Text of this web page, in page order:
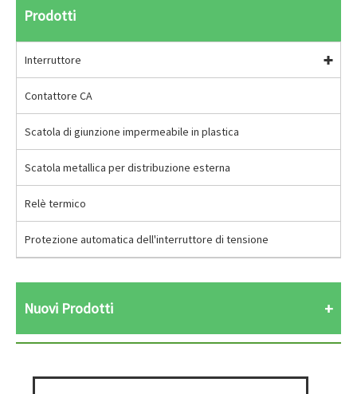
Prodotti
Interruttore
Contattore CA
Scatola di giunzione impermeabile in plastica
Scatola metallica per distribuzione esterna
Relè termico
Protezione automatica dell'interruttore di tensione
Nuovi Prodotti